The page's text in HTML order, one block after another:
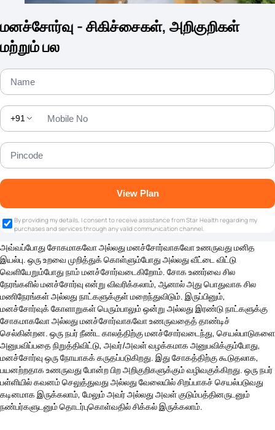
மனச்சோர்வு - சிகிச்சைகள், அறிகுறிகள்
மற்றும் பல
+91
View Plan
By providing my details, I consent to receive assistance from Star Health regarding my
purchases and services through any valid communication channel.
அவ்வப்போது சோகமாகவோ அல்லது மனச்சோர்வாகவோ உணருவது மனித
இயல்பு. ஒரு உறவை முறித்துக் கொள்ளும்போது அல்லது வீட்டை விட்டு
வெளியேறும்போது நாம் மனச்சோர்வடைகிறோம். சோக உணர்வை சில
நேரங்களில் மனச்சோர்வு என்று விவரிக்கலாம், ஆனால் அது பொதுவாக சில
மணிநேரங்கள் அல்லது நாட்களுக்குள் மறைந்துவிடும். இருப்பினும்,
மனச்சோர்வுக் கோளாறுகள் பெரும்பாலும் ஒன்று அல்லது இரண்டு நாட்களுக்கு
சோகமாகவோ அல்லது மனச்சோர்வாகவோ உணருவதைத் தாண்டிச்
செல்கின்றன. ஒரு நபர் நீண்ட காலத்திற்கு மனச்சோர்வடைந்து, செயல்பாடுகளை
அனுபவிப்பதை நிறுத்திவிட்டு, அவர்/அவள் வழக்கமாக அனுபவிக்கும்போது,
மனச்சோர்வு ஒரு நோயாகக் கருதப்படுகிறது. இது சோகத்திற்கு கூடுதலாக,
பயனற்றதாக உணருவது போன்ற பிற அறிகுறிகளுக்கும் வழிவகுக்கிறது. ஒரு நபர்
பள்ளியில் கவனம் செலுத்துவது அல்லது வேலையில் சிறப்பாகச் செயல்படுவது
கடினமாக இருக்கலாம், மேலும் அவர் அல்லது அவள் குடும்பத்தினருடனும்
நண்பர்களுடனும் தொடர்புகொள்வதில் சிக்கல் இருக்கலாம்.